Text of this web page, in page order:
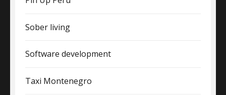
Sober living
Software development
Taxi Montenegro